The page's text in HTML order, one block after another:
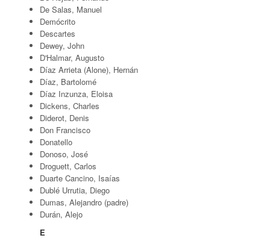
De Salas, Manuel
Demócrito
Descartes
Dewey, John
D'Halmar, Augusto
Díaz Arrieta (Alone), Hernán
Díaz, Bartolomé
Díaz Inzunza, Eloisa
Dickens, Charles
Diderot, Denis
Don Francisco
Donatello
Donoso, José
Droguett, Carlos
Duarte Cancino, Isaías
Dublé Urrutia, Diego
Dumas, Alejandro (padre)
Durán, Alejo
E